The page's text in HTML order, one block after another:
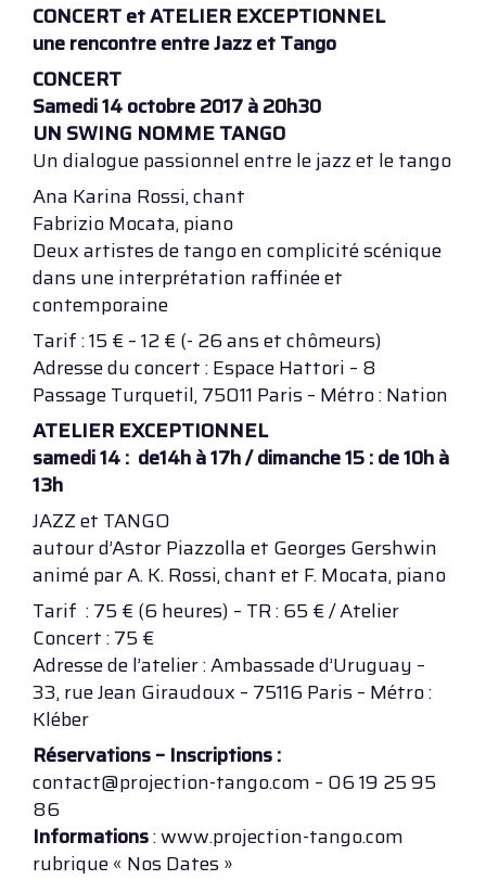
CONCERT et ATELIER EXCEPTIONNEL
une rencontre entre Jazz et Tango
CONCERT
Samedi 14 octobre 2017 à 20h30
UN SWING NOMME TANGO
Un dialogue passionnel entre le jazz et le tango
Ana Karina Rossi, chant
Fabrizio Mocata, piano
Deux artistes de tango en complicité scénique
dans une interprétation raffinée et
contemporaine
Tarif : 15 € – 12 € (- 26 ans et chômeurs)
Adresse du concert : Espace Hattori – 8
Passage Turquetil, 75011 Paris – Métro : Nation
ATELIER EXCEPTIONNEL
samedi 14 : de14h à 17h / dimanche 15 : de 10h à
13h
JAZZ et TANGO
autour d’Astor Piazzolla et Georges Gershwin
animé par A. K. Rossi, chant et F. Mocata, piano
Tarif : 75 € (6 heures) – TR : 65 € / Atelier
Concert : 75 €
Adresse de l’atelier : Ambassade d’Uruguay –
33, rue Jean Giraudoux – 75116 Paris – Métro :
Kléber
Réservations – Inscriptions :
contact@projection-tango.com – 06 19 25 95
86
Informations: www.projection-tango.com
rubrique « Nos Dates »